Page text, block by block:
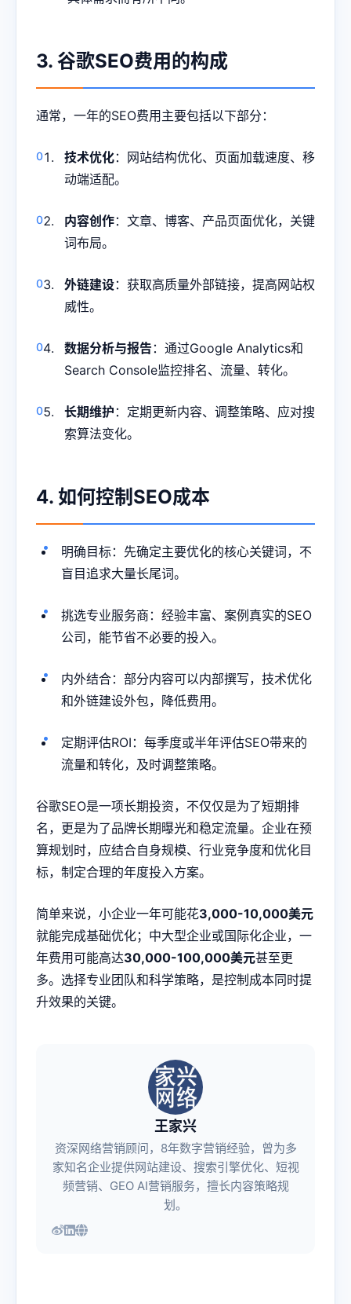
3. 谷歌SEO费用的构成
通常，一年的SEO费用主要包括以下部分：
技术优化：网站结构优化、页面加载速度、移
动端适配。
内容创作：文章、博客、产品页面优化，关键
词布局。
外链建设：获取高质量外部链接，提高网站权
威性。
数据分析与报告 ：通过Google Analytics和
Search Console监控排名、流量、转化。
长期维护 ：定期更新内容、调整策略、应对搜
索算法变化。
4. 如何控制SEO成本
明确目标：先确定主要优化的核心关键词，不
盲目追求大量长尾词。
挑选专业服务商：经验丰富、案例真实的SEO
公司，能节省不必要的投入。
内外结合：部分内容可以内部撰写，技术优化
和外链建设外包，降低费用。
定期评估ROI：每季度或半年评估SEO带来的
流量和转化，及时调整策略。
谷歌SEO是一项长期投资，不仅仅是为了短期排
名，更是为了品牌长期曝光和稳定流量。企业在预
算规划时，应结合自身规模、行业竞争度和优化目
标，制定合理的年度投入方案。
简单来说，小企业一年可能花3,000-10,000美元
就能完成基础优化；中大型企业或国际化企业，一
年费用可能高达30,000-100,000美元甚至更
多。选择专业团队和科学策略，是控制成本同时提
升效果的关键。
王家兴
资深网络营销顾问，8年数字营销经验，曾为多
家知名企业提供网站建设、搜索引擎优化、短视
频营销、GEO AI营销服务，擅长内容策略规
划。